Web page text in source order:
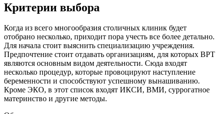
Критерии выбора
Когда из всего многообразия столичных клиник будет
отобрано несколько, приходит пора учесть все более детально.
Для начала стоит выяснить специализацию учреждения.
Предпочтение стоит отдавать организациям, для которых ВРТ
являются основным видом деятельности. Сюда входят
несколько процедур, которые провоцируют наступление
беременности и способствуют успешному вынашиванию.
Кроме ЭКО, в этот список входят ИКСИ, ВМИ, суррогатное
материнство и другие методы.